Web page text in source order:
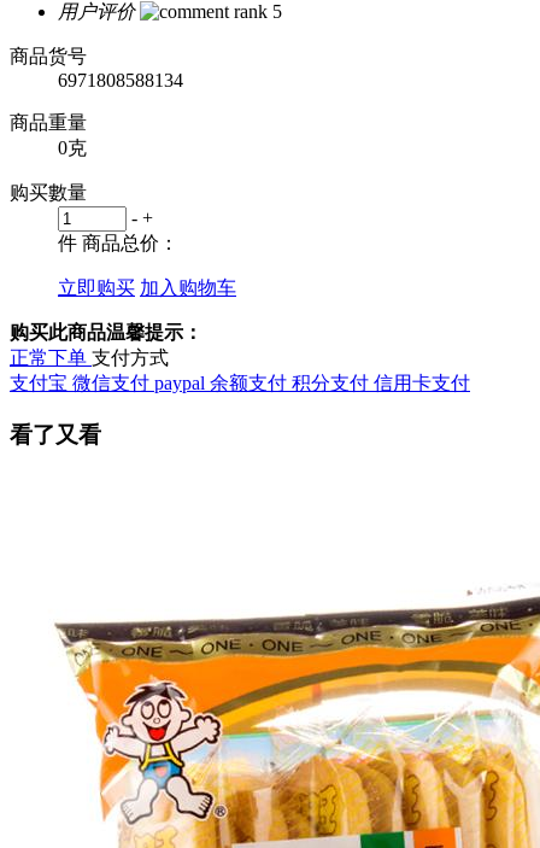
用户评价
商品货号
6971808588134
商品重量
0克
购买數量
- +
件 商品总价：
立即购买 加入购物车
购买此商品温馨提示：
正常下单 支付方式
支付宝 微信支付 paypal 余额支付 积分支付 信用卡支付
看了又看